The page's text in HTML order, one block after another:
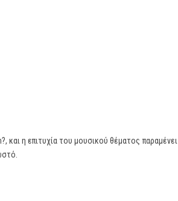
και η επιτυχία του μουσικού θέματος παραμένει